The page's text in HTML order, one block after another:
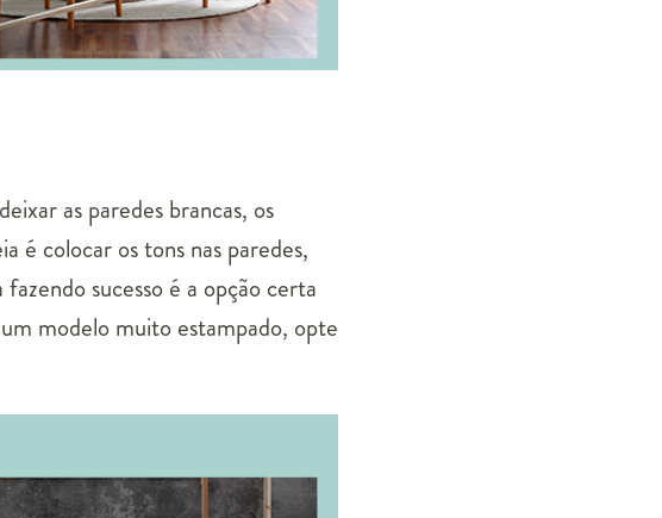
as paredes brancas, os
é colocar os tons nas paredes,
sucesso é a opção certa
modelo muito estampado, opte